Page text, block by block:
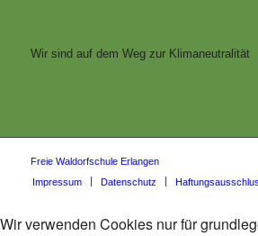
Wir sind auf dem Weg zur Klimaneutralität
Freie Waldorfschule Erlangen
Impressum
Datenschutz
Wir verwenden Cookies nur für